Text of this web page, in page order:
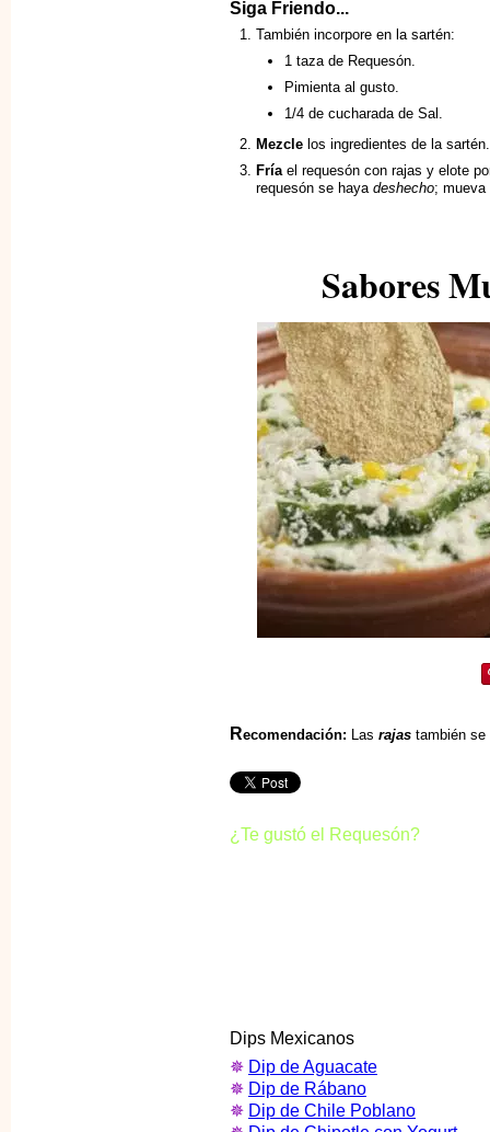
Siga Friendo...
También incorpore en la sartén:
1 taza de Requesón.
Pimienta al gusto.
1/4 de cucharada de Sal.
Mezcle los ingredientes de la sartén.
Fría el requesón con rajas y elote
requesón se haya deshecho; mueva
Sabores
Recomendación: Las rajas también
¿Te gustó el Requesón?
Dips Mexicanos
✵ Dip de Aguacate
✵ Dip de Rábano
✵ Dip de Chile Poblano